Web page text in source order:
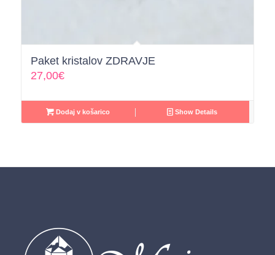
Paket kristalov ZDRAVJE
27,00€
Dodaj v košarico Show Details